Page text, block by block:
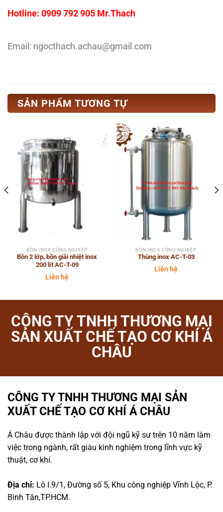
Hotline: 0909 792 905 Mr.Thach
Email: ngocthach.achau@gmail.com
SẢN PHẨM TƯƠNG TỰ
BỒN INOX CÔNG NGHIỆP
Bồn 2 lớp, bồn giải nhiệt inox
200 lít AC-T-09
Liên hệ
BỒN INOX CÔNG NGHIỆP
Thùng inox AC-T-03
Liên hệ
CÔNG TY TNHH THƯƠNG MẠI
SẢN XUẤT CHẾ TẠO CƠ KHÍ Á
CHÂU
CÔNG TY TNHH THƯƠNG MẠI SẢN
XUẤT CHẾ TẠO CƠ KHÍ Á CHÂU
Á Châu được thành lập với đội ngũ kỹ sư trên 10 năm làm
việc trong ngành, rất giàu kinh nghiệm trong lĩnh vực kỹ
thuật, cơ khí.
Địa chỉ: Lô I.9/1, Đường số 5, Khu công nghiệp Vĩnh Lộc, P.
Bình Tân,TP.HCM.